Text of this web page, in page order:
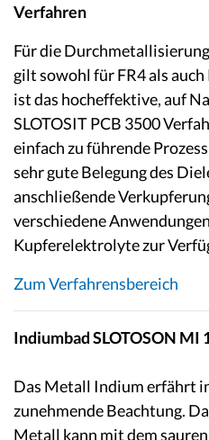
Verfahren
Für die
gilt sowohl für FR4 als
ist das hocheffektive, auf
SLOTOSIT PCB 3500
einfach zu führende
sehr gute Belegung des
anschließende
verschiedene
Kupferelektrolyte zur
Zum Verfahrensbereich
Indiumbad SLOTOSON MI
Das Metall Indium erfährt
zunehmende Beachtung.
Metall kann mit dem